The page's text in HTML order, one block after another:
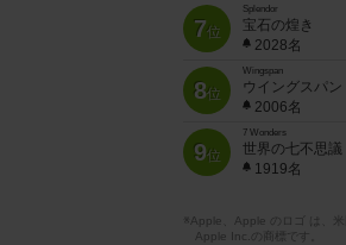
7位
Splendor
宝石の煌き
2028名
8位
Wingspan
ウイングスパン
2006名
9位
7 Wonders
世界の七不思議
1919名
※Apple、Apple のロゴ は、米
Apple Inc.の商標です。